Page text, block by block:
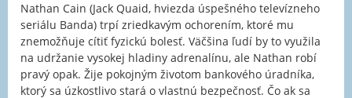
Nathan Cain (Jack Quaid, hviezda úspešného televízneho
seriálu Banda) trpí zriedkavým ochorením, ktoré mu
znemožňuje cítiť fyzickú bolesť. Väčšina ľudí by to využila
na udržanie vysokej hladiny adrenalínu, ale Nathan robí
pravý opak. Žije pokojným životom bankového úradníka,
ktorý sa úzkostlivo stará o vlastnú bezpečnosť. Čo ak sa